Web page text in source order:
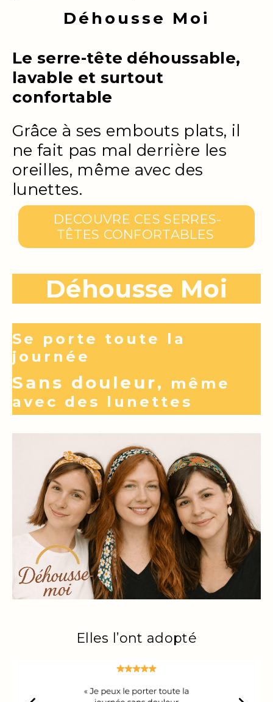
Déhousse Moi
Le serre-tête déhoussable,
lavable et surtout
confortable
Grâce à ses embouts plats, il
ne fait pas mal derrière les
oreilles, même avec des
lunettes.
DECOUVRE CES SERRES-
TÊTES CONFORTABLES
Déhousse Moi
Se porte toute la
journée
Sans douleur, m ême
avec des lunettes
Elles l’ont adopté